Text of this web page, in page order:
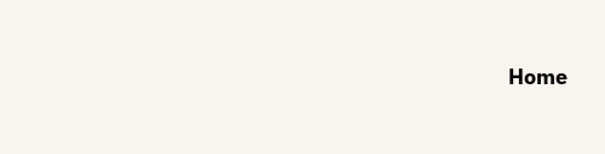
Home